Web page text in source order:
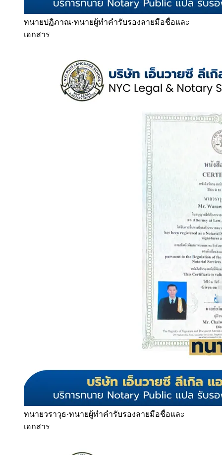
ทนายปฏิภาณ·ทนายผู้ทำคำรับรองลายมือชื่อและ
เอกสาร
ทนายวราวุธ·ทนายผู้ทำคำรับรองลายมือชื่อและ
เอกสาร